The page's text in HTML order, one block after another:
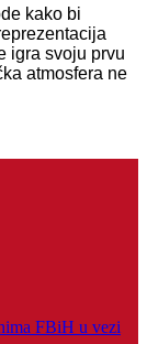
kako bi
igra svoju prvu
atmosfera ne
FBiH u vezi